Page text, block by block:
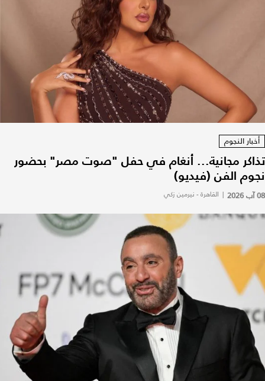
أخبار النجوم
تذاكر مجانية... أنغام في حفل "صوت مصر" بحضور
نجوم الفن (فيديو)
08 آب 2026 | القاهرة - نيرمين زكي